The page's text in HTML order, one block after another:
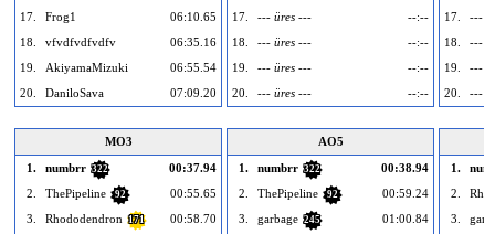
17.
Frog1
06:10.65
18.
vfvdfvdfvdfv
06:35.16
19.
AkiyamaMizuki
06:55.54
20.
DaniloSava 07:09.20
17.
--- üres ---
--:--
18.
--- üres ---
--:--
19.
--- üres ---
--:--
20.
--- üres --- --:--
17.
---
18.
---
19.
---
20.
---
MO3
1.
numbrr 322
00:37.94
2.
ThePipeline 92
00:55.65
3.
Rhododendron 171
00:58.70
AO5
1.
numbrr 322
00:38.94
2.
ThePipeline 92
00:59.24
3.
garbage 245
01:00.84
1.
2.
3.